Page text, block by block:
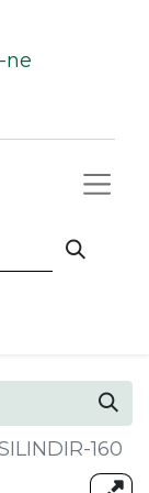
ne
160